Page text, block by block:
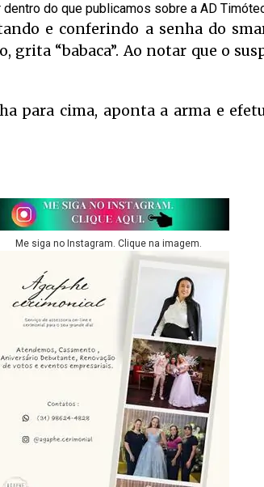
dentro do que publicamos sobre a AD
e conferindo a senha do
grita “babaca”. Ao notar que o
para cima, aponta a arma e
Me siga no Instagram. Clique na imagem.